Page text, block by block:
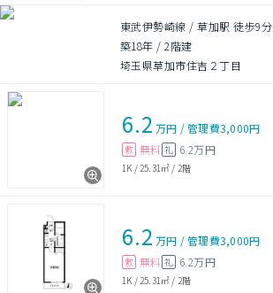
東武伊勢崎線 / 草加駅 徒歩9分
築18年 /2階建
埼玉県草加市住吉２丁目
6.2 万円 /管理費3,000円
敷 無料 礼 6.2万円
1K / 25.31㎡ / 2階
6.2 万円 /管理費3,000円
敷 無料 礼 6.2万円
1K / 25.31㎡ / 2階